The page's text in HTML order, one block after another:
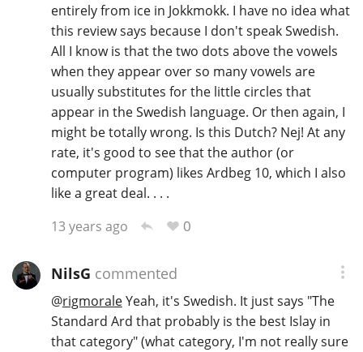
entirely from ice in Jokkmokk. I have no idea what
this review says because I don't speak Swedish.
All I know is that the two dots above the vowels
when they appear over so many vowels are
usually substitutes for the little circles that
appear in the Swedish language. Or then again, I
might be totally wrong. Is this Dutch? Nej! At any
rate, it's good to see that the author (or
computer program) likes Ardbeg 10, which I also
like a great deal. . . .
13 years ago
0
NilsG commented
@rigmoraleYeah, it's Swedish. It just says "The
Standard Ard that probably is the best Islay in
that category" (what category, I'm not really sure